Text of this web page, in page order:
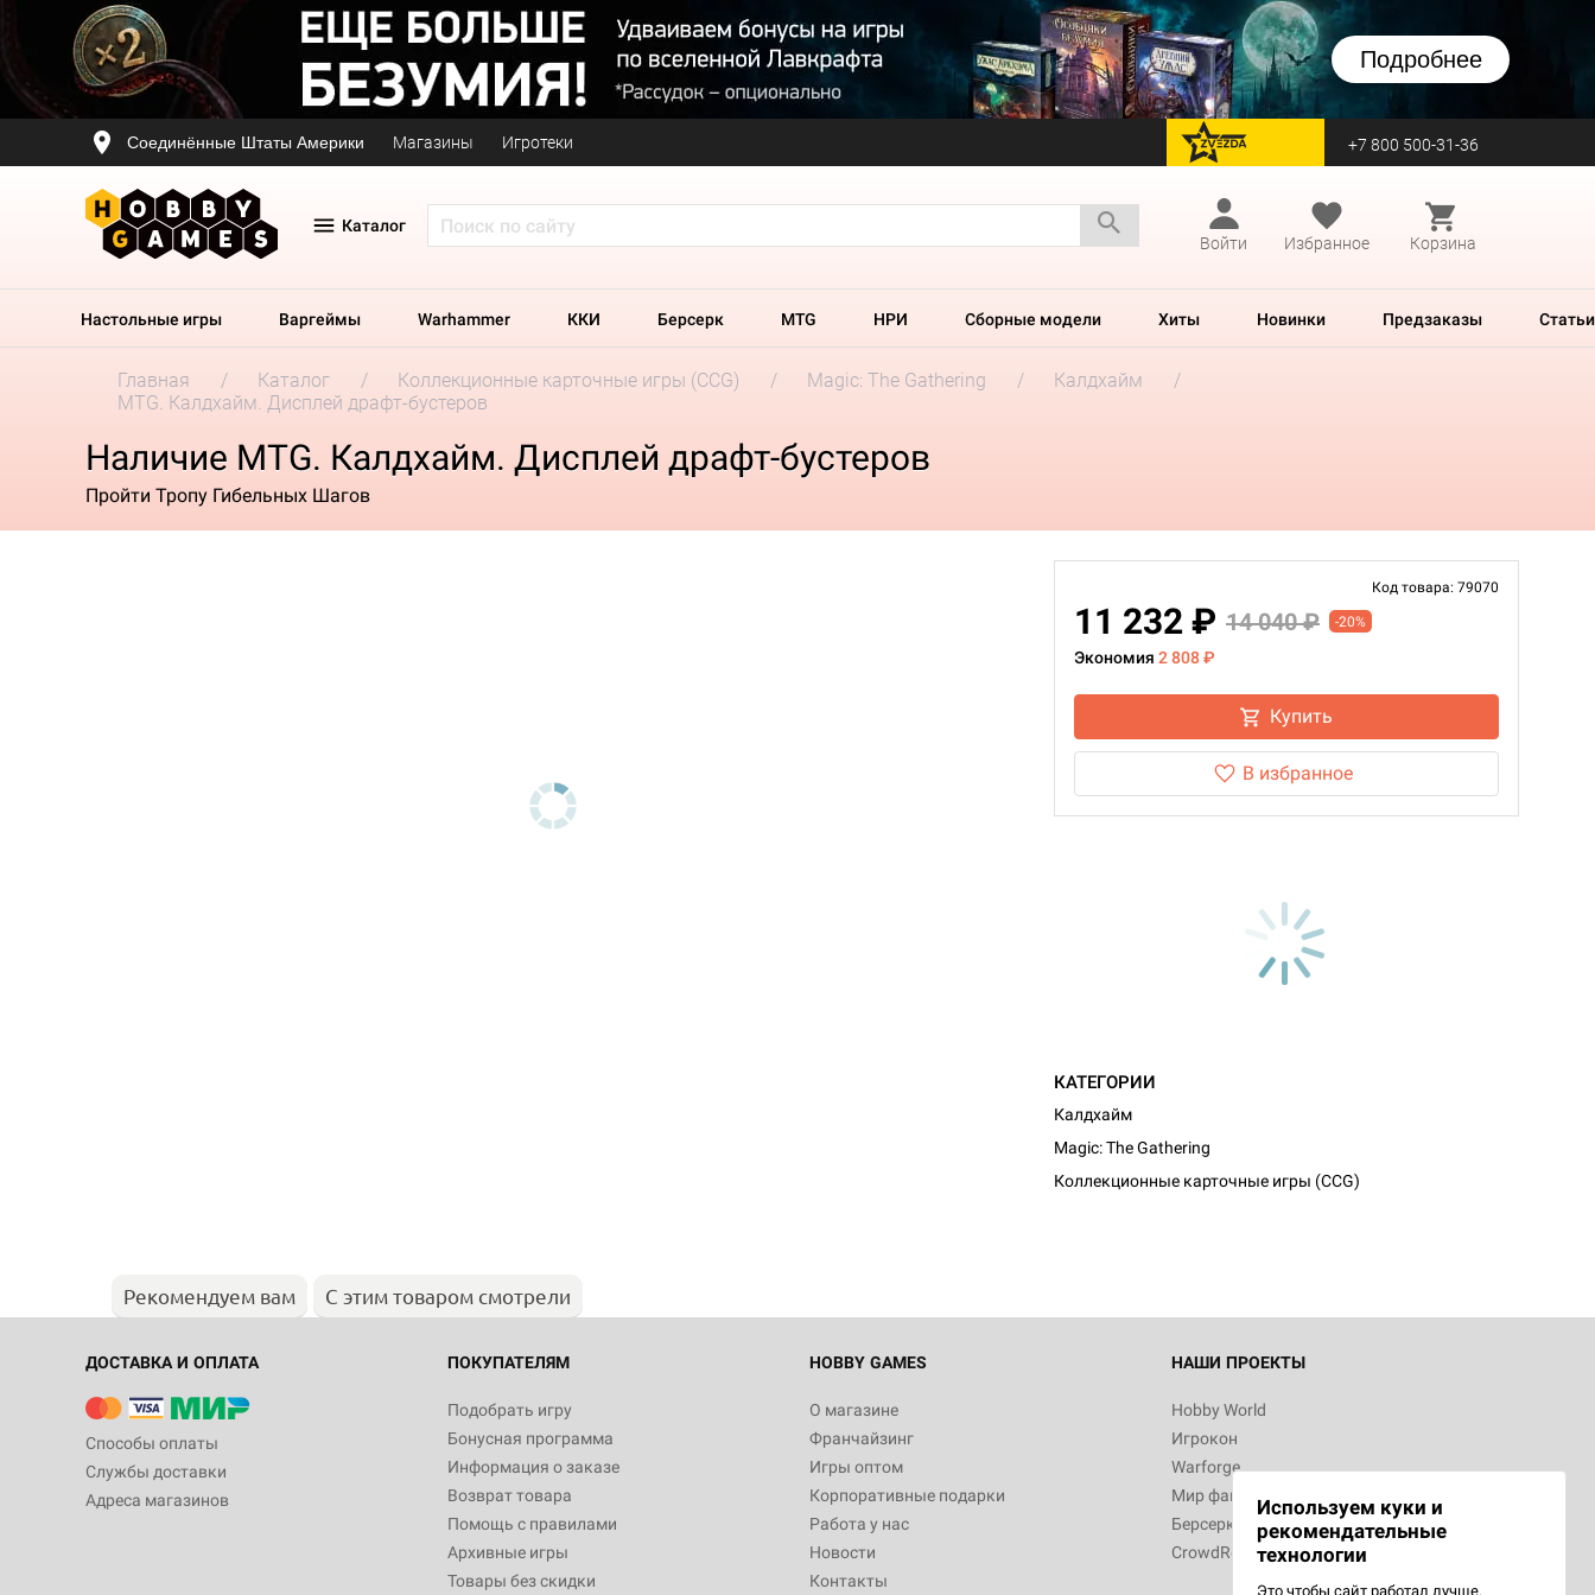
Подробнее
Соединённые Штаты Америки Магазины Игротеки перейти на Zvezda +7 800 500-31-36
Каталог
Войти
Избранное Корзина
Настольные игры Варгеймы Warhammer ККИ Берсерк MTG НРИ Сборные модели Хиты Новинки Предзаказы Статьи
Главная Каталог Коллекционные карточные игры (CCG) Magic: The Gathering
Калдхайм
MTG. Калдхайм. Дисплей драфт-бустеров
Наличие MTG. Калдхайм. Дисплей драфт-бустеров
Пройти Тропу Гибельных Шагов
Код товара: 79070
11 232 ₽ 14 040 ₽ -20%
Экономия 2 808 ₽
Купить
В избранное
КАТЕГОРИИ
Калдхайм
Magic: The Gathering
Коллекционные карточные игры (CCG)
Рекомендуем вам С этим товаром смотрели
ДОСТАВКА И ОПЛАТА
Способы оплаты
Службы доставки
Адреса магазинов
ПОКУПАТЕЛЯМ
Подобрать игру
Бонусная программа
Информация о заказе
Возврат товара
Помощь с правилами
Архивные игры
Товары без скидки
HOBBY GAMES
О магазине
Франчайзинг
Игры оптом
Корпоративные подарки
Работа у нас
Новости
Контакты
НАШИ ПРОЕКТЫ
Hobby World
Игрокон
Warforge
Мир фантастики
Берсерк
CrowdRepublic
Используем куки и
рекомендательные
технологии
Это чтобы сайт работал лучше.